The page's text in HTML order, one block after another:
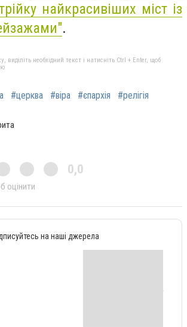
найкрасивіших міст із
.
необхідний текст і натисніть Ctrl + Enter, щоб
#церква #віра #єпархія #релігія
0,0
оцінити
на наші джерела